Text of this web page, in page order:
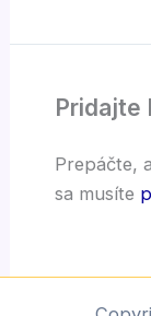
Pridajte
Prepáčte,
sa musíte